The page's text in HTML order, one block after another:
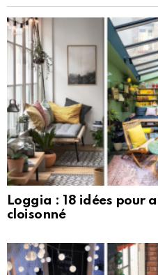
Loggia : 18 idées pour
cloisonné